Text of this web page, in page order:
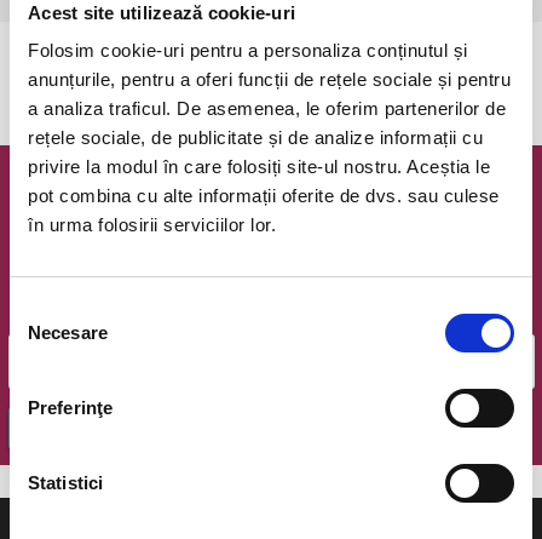
Acest site utilizează cookie-uri
Folosim cookie-uri pentru a personaliza conținutul și
anunțurile, pentru a oferi funcții de rețele sociale și pentru
a analiza traficul. De asemenea, le oferim partenerilor de
rețele sociale, de publicitate și de analize informații cu
privire la modul în care folosiți site-ul nostru. Aceștia le
pot combina cu alte informații oferite de dvs. sau culese
în urma folosirii serviciilor lor.
consimțământului
Necesare
Preferinţe
Statistici
Evenimentul a expirat.
Newsletter @ Bilete.ro
evenimente.